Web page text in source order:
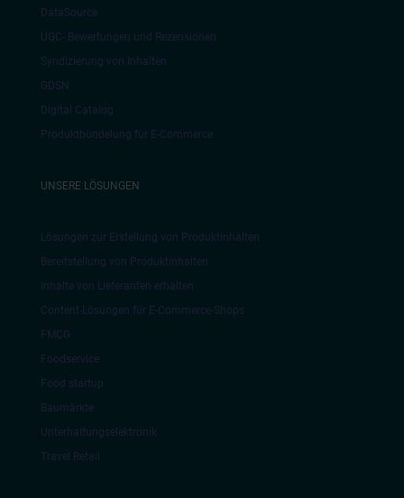
DataSource
UGC- Bewertungen und Rezensionen
Syndizierung von Inhalten
GDSN
Digital Catalog
Produktbündelung für E-Commerce
UNSERE LÖSUNGEN
Lösungen zur Erstellung von Produktinhalten
Bereitstellung von Produktinhalten
Inhalte von Lieferanten erhalten
Content-Lösungen für E-Commerce-Shops
FMCG
Foodservice
Food startup
Baumärkte
Unterhaltungselektronik
Travel Retail